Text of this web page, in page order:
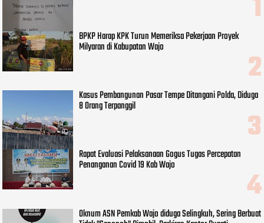
BPKP Harap KPK Turun Memeriksa Pekerjaan Proyek
Milyaran di Kabupatan Wajo
Kasus Pembangunan Pasar Tempe Ditangani Polda, Diduga
8 Orang Terpanggil
Rapat Evaluasi Pelaksanaan Gogus Tugas Percepatan
Penanganan Covid 19 Kab Wajo
Oknum ASN Pemkab Wajo diduga Selingkuh, Sering Berbuat